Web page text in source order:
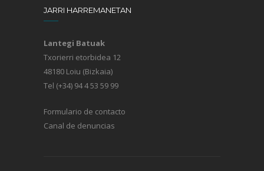
JARRI HARREMANETAN
Lantegi Batuak
Txorierri etorbidea 12
48180 Loiu (Bizkaia)
Tel (+34) 94 4 53 59 99
Formulario de contacto
Canal de denuncias